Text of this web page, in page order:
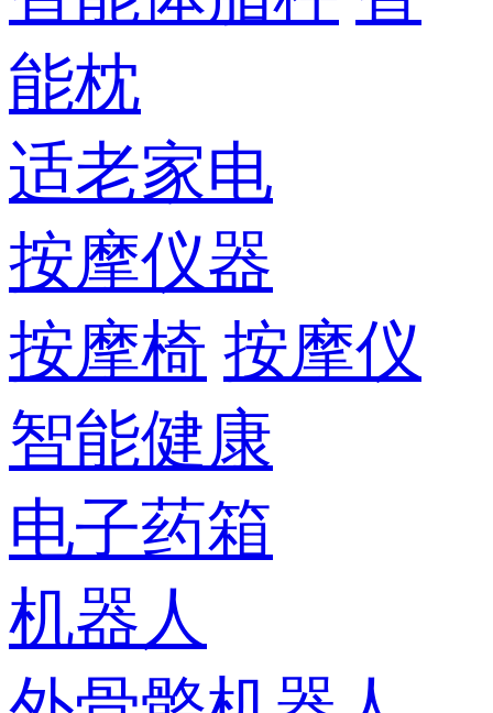
能枕
适老家电
按摩仪器
按摩椅 按摩仪
智能健康
电子药箱
机器人